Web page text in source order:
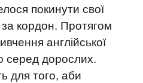
покинути свої
за кордон. Протягом
англійської
серед дорослих.
для того, аби